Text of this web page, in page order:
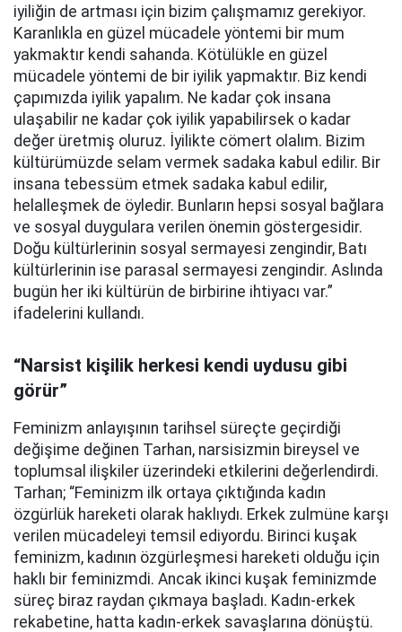
iyiliğin de artması için bizim çalışmamız gerekiyor.
Karanlıkla en güzel mücadele yöntemi bir mum
yakmaktır kendi sahanda. Kötülükle en güzel
mücadele yöntemi de bir iyilik yapmaktır. Biz kendi
çapımızda iyilik yapalım. Ne kadar çok insana
ulaşabilir ne kadar çok iyilik yapabilirsek o kadar
değer üretmiş oluruz. İyilikte cömert olalım. Bizim
kültürümüzde selam vermek sadaka kabul edilir. Bir
insana tebessüm etmek sadaka kabul edilir,
helalleşmek de öyledir. Bunların hepsi sosyal bağlara
ve sosyal duygulara verilen önemin göstergesidir.
Doğu kültürlerinin sosyal sermayesi zengindir, Batı
kültürlerinin ise parasal sermayesi zengindir. Aslında
bugün her iki kültürün de birbirine ihtiyacı var.”
ifadelerini kullandı.
“Narsist kişilik herkesi kendi uydusu gibi
görür”
Feminizm anlayışının tarihsel süreçte geçirdiği
değişime değinen Tarhan, narsisizmin bireysel ve
toplumsal ilişkiler üzerindeki etkilerini değerlendirdi.
Tarhan; “Feminizm ilk ortaya çıktığında kadın
özgürlük hareketi olarak haklıydı. Erkek zulmüne karşı
verilen mücadeleyi temsil ediyordu. Birinci kuşak
feminizm, kadının özgürleşmesi hareketi olduğu için
haklı bir feminizmdi. Ancak ikinci kuşak feminizmde
süreç biraz raydan çıkmaya başladı. Kadın-erkek
rekabetine, hatta kadın-erkek savaşlarına dönüştü.